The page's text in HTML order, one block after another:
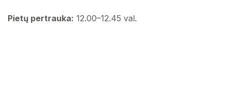
Pietų pertrauka: 12.00–12.45 val.